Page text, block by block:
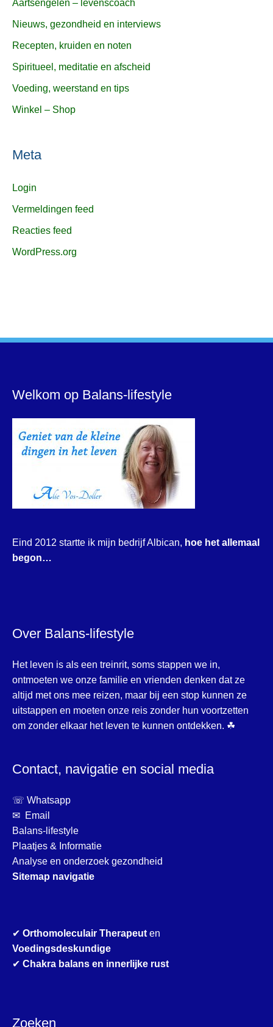
Aartsengelen – levenscoach
Nieuws, gezondheid en interviews
Recepten, kruiden en noten
Spiritueel, meditatie en afscheid
Voeding, weerstand en tips
Winkel – Shop
Meta
Login
Vermeldingen feed
Reacties feed
WordPress.org
Welkom op Balans-lifestyle
Eind 2012 startte ik mijn bedrijf Albican, hoe het allemaal
begon…
Over Balans-lifestyle
Het leven is als een treinrit, soms stappen we in,
ontmoeten we onze familie en vrienden denken dat ze
altijd met ons mee reizen, maar bij een stop kunnen ze
uitstappen en moeten onze reis zonder hun voortzetten
om zonder elkaar het leven te kunnen ontdekken. ☘
Contact, navigatie en social media
☏ Whatsapp
✉ Email
Balans-lifestyle
Plaatjes & Informatie
Analyse en onderzoek gezondheid
Sitemap navigatie
✔ Orthomoleculair Therapeuten
Voedingsdeskundige
✔ Chakra balans en innerlijke rust
Zoeken